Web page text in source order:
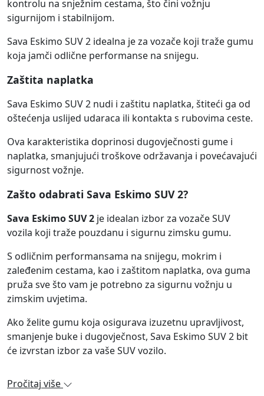
kontrolu na snježnim cestama, što čini vožnju
sigurnijom i stabilnijom.
Sava Eskimo SUV 2 idealna je za vozače koji traže gumu
koja jamči odlične performanse na snijegu.
Zaštita naplatka
Sava Eskimo SUV 2 nudi i zaštitu naplatka, štiteći ga od
oštećenja uslijed udaraca ili kontakta s rubovima ceste.
Ova karakteristika doprinosi dugovječnosti gume i
naplatka, smanjujući troškove održavanja i povećavajući
sigurnost vožnje.
Zašto odabrati Sava Eskimo SUV 2?
Sava Eskimo SUV 2 je idealan izbor za vozače SUV
vozila koji traže pouzdanu i sigurnu zimsku gumu.
S odličnim performansama na snijegu, mokrim i
zaleđenim cestama, kao i zaštitom naplatka, ova guma
pruža sve što vam je potrebno za sigurnu vožnju u
zimskim uvjetima.
Ako želite gumu koja osigurava izuzetnu upravljivost,
smanjenje buke i dugovječnost, Sava Eskimo SUV 2 bit
će izvrstan izbor za vaše SUV vozilo.
Pročitaj više